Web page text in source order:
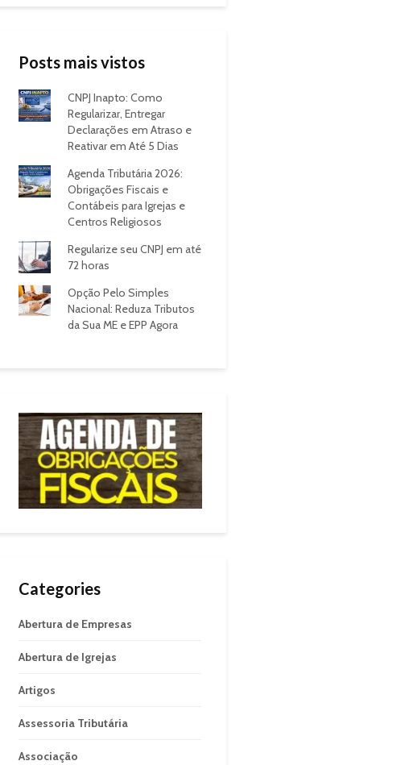
Posts mais vistos
CNPJ Inapto: Como
Regularizar, Entregar
Declarações em Atraso e
Reativar em Até 5 Dias
Agenda Tributária 2026:
Obrigações Fiscais e
Contábeis para Igrejas e
Centros Religiosos
Regularize seu CNPJ em até
72 horas
Opção Pelo Simples
Nacional: Reduza Tributos
da Sua ME e EPP Agora
Categories
Abertura de Empresas
Abertura de Igrejas
Artigos
Assessoria Tributária
Associação